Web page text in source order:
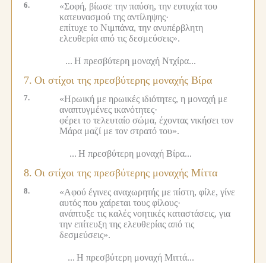
6.
«Σοφή, βίωσε την παύση, την ευτυχία του
κατευνασμού της αντίληψης·
επίτυχε το Νιμπάνα, την ανυπέρβλητη
ελευθερία από τις δεσμεύσεις».
... Η πρεσβύτερη μοναχή Ντχίρα...
7. Οι στίχοι της πρεσβύτερης μοναχής Βίρα
7.
«Ηρωική με ηρωικές ιδιότητες, η μοναχή με
αναπτυγμένες ικανότητες·
φέρει το τελευταίο σώμα, έχοντας νικήσει τον
Μάρα μαζί με τον στρατό του».
... Η πρεσβύτερη μοναχή Βίρα...
8. Οι στίχοι της πρεσβύτερης μοναχής Μίττα
8.
«Αφού έγινες αναχωρητής με πίστη, φίλε, γίνε
αυτός που χαίρεται τους φίλους·
ανάπτυξε τις καλές νοητικές καταστάσεις, για
την επίτευξη της ελευθερίας από τις
δεσμεύσεις».
... Η πρεσβύτερη μοναχή Μιττά...